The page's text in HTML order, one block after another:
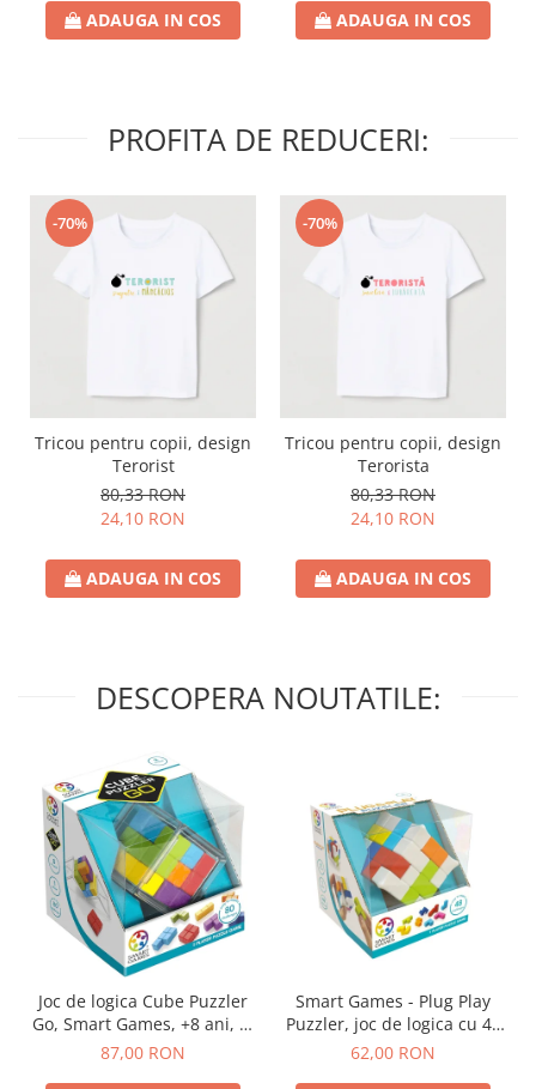
ADAUGA IN COS ADAUGA IN COS
PROFITA DE REDUCERI:
-70%
Tricou pentru copii, design
Terorist
80,33 RON
24,10 RON
ADAUGA IN COS
-70%
Tricou pentru copii, design
Terorista
80,33 RON
24,10 RON
ADAUGA IN COS
DESCOPERA NOUTATILE:
Joc de logica Cube Puzzler
Go, Smart Games, +8 ani, lb
romana
87,00 RON
Smart Games - Plug Play
Puzzler, joc de logica cu 48
de provocari, 6+ ani, lb
62,00 RON